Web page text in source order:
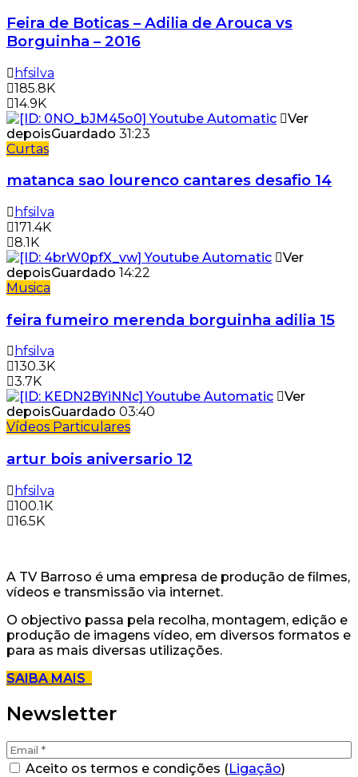
Feira de Boticas – Adilia de Arouca vs
Borguinha – 2016
hfsilva
185.8K
14.9K
Ver
depoisGuardado 31:23
Curtas
matanca sao lourenco cantares desafio 14
hfsilva
171.4K
8.1K
Ver
depoisGuardado 14:22
Musica
feira fumeiro merenda borguinha adilia 15
hfsilva
130.3K
3.7K
Ver
depoisGuardado 03:40
Vídeos Particulares
artur bois aniversario 12
hfsilva
100.1K
16.5K
A TV Barroso é uma empresa de produção de filmes,
vídeos e transmissão via internet.
O objectivo passa pela recolha, montagem, edição e
produção de imagens vídeo, em diversos formatos e
para as mais diversas utilizações.
SAIBA MAIS
Newsletter
Aceito os termos e condições (Ligação)